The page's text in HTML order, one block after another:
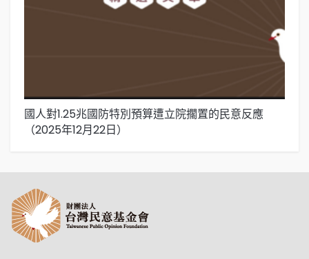
國人對1.25兆國防特別預算遭立院擱置的民意反應
（2025年12月22日）